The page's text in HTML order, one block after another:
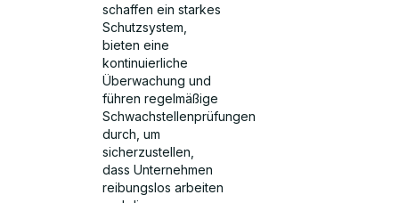
schaffen ein starkes
Schutzsystem,
bieten eine
kontinuierliche
Überwachung und
führen regelmäßige
Schwachstellenprüfungen
durch, um
sicherzustellen,
dass Unternehmen
reibungslos arbeiten